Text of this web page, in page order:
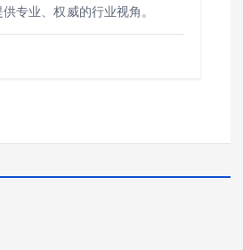
专业、权威的行业视角。